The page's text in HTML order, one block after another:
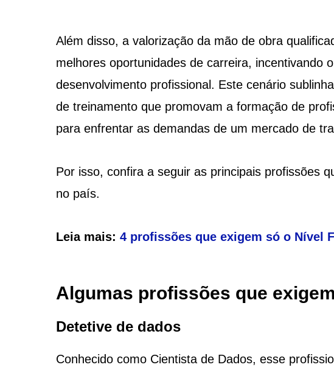
Além disso, a valorização da mão de obra
melhores oportunidades de carreira, incentivando
desenvolvimento profissional. Este cenário
de treinamento que promovam a formação de
para enfrentar as demandas de um mercado de
Por isso, confira a seguir as principais profissões
no país.
Leia mais: 4 profissões que exigem só o Nível
Algumas profissões que
Detetive de dados
Conhecido como Cientista de Dados, esse